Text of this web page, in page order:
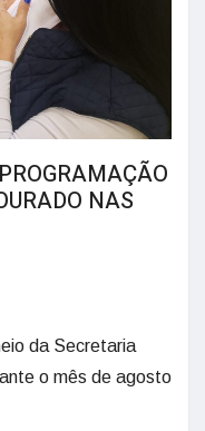
NAS
da Secretaria
o mês de agosto